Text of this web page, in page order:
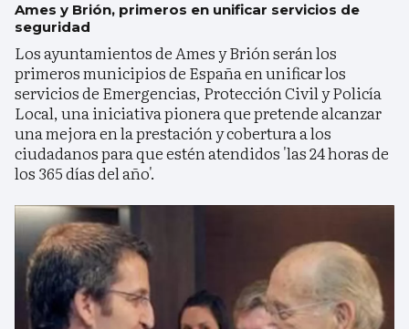
Ames y Brión, primeros en unificar servicios de
seguridad
Los ayuntamientos de Ames y Brión serán los
primeros municipios de España en unificar los
servicios de Emergencias, Protección Civil y Policía
Local, una iniciativa pionera que pretende alcanzar
una mejora en la prestación y cobertura a los
ciudadanos para que estén atendidos 'las 24 horas de
los 365 días del año'.